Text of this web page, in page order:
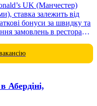
UK (Манчестер)
ставка залежить від
бонуси за швидку та
Абердіні,